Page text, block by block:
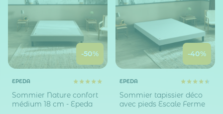
-50%
EPEDA
Sommier Nature confort
médium 18 cm - Epeda
-40%
EPEDA
Sommier tapissier déco
avec pieds Escale Ferme